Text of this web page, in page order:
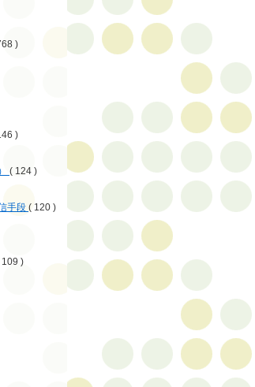
)
)
( 124 )
手段 ( 120 )
109 )